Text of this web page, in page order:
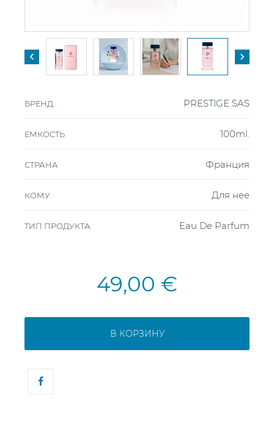
 
БРЕНД PRESTIGE SAS
ЕМКОСТЬ 100ml.
СТРАНА Франция
КОМУ Для нее
ТИП ПРОДУКТА Eau De Parfum
49,00 €
В КОРЗИНУ